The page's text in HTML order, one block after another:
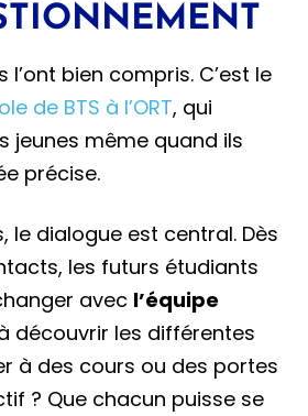
l’ont bien compris. C’est le
de BTS à l’ORT, qui
jeunes même quand ils
précise.
le dialogue est central. Dès
les futurs étudiants
avec l’équipe
découvrir les différentes
à des cours ou des portes
? Que chacun puisse se